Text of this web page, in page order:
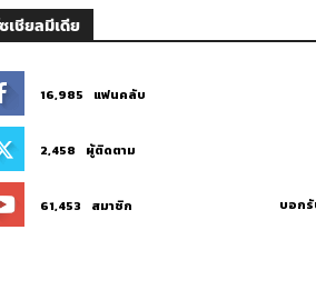
เชียลมีเดีย
16,985 แฟนคลับ
2,458 ผู้ติดตาม
61,453 สมาชิก บอกรั